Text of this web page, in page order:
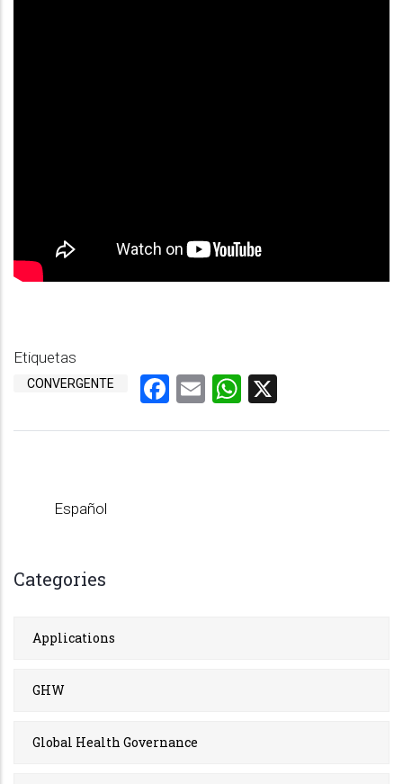
Etiquetas
CONVERGENTE Facebook
EmailWhatsApp
Español
Categories
Applications
GHW
Global Health Governance